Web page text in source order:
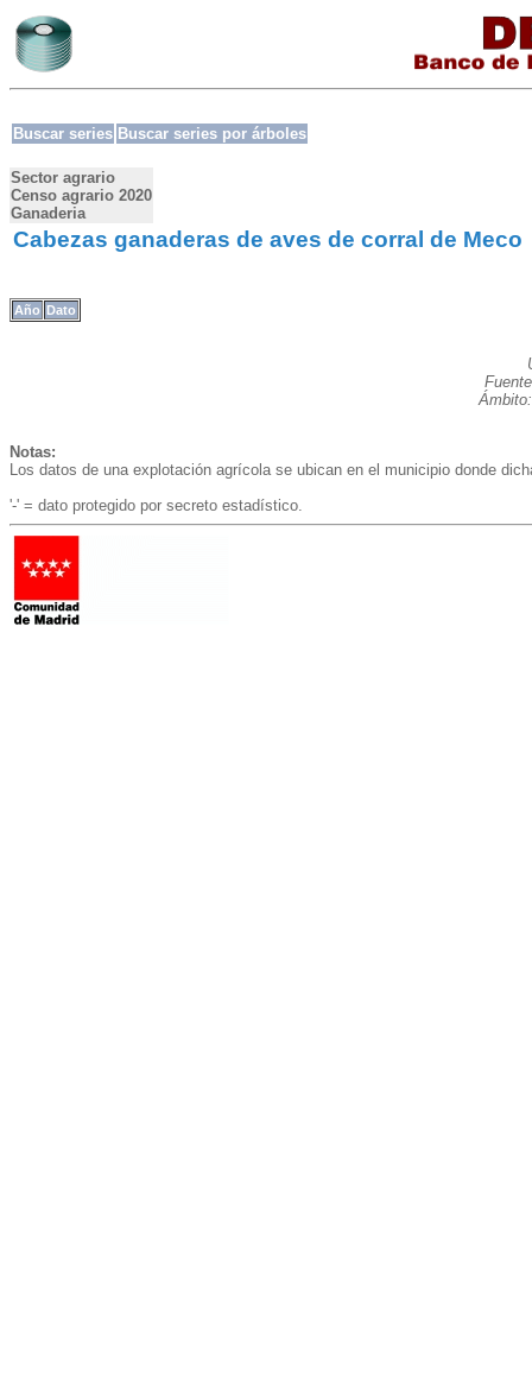
Buscar series Buscar series por árboles
Sector agrario
Censo agrario 2020
Ganaderia
Cabezas ganaderas de aves de corral de Meco
Año Dato
Notas:
Los datos de una explotación agrícola se ubican en el municipio donde
'-' = dato protegido por secreto estadístico.